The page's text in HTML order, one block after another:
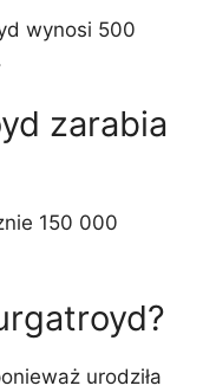
wynosi 500
zarabia
150 000
urodziła